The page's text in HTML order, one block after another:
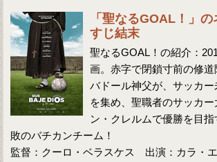
「聖なるGOAL！」
すじ結末
聖なるGOAL！の紹介：
画。赤字で閉鎖寸前の修
バドール神父が、サッカ
を集め、聖職者のサッカ
ン・クレルムで優勝を目
敗のバチカンチーム！
監督：クーロ・ベラスケス 出演：カラ・